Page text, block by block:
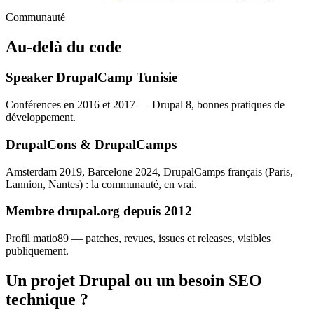
Communauté
Au-delà du code
Speaker DrupalCamp Tunisie
Conférences en 2016 et 2017 — Drupal 8, bonnes pratiques de
développement.
DrupalCons & DrupalCamps
Amsterdam 2019, Barcelone 2024, DrupalCamps français (Paris,
Lannion, Nantes) : la communauté, en vrai.
Membre drupal.org depuis 2012
Profil matio89 — patches, revues, issues et releases, visibles
publiquement.
Un projet Drupal ou un besoin SEO
technique ?